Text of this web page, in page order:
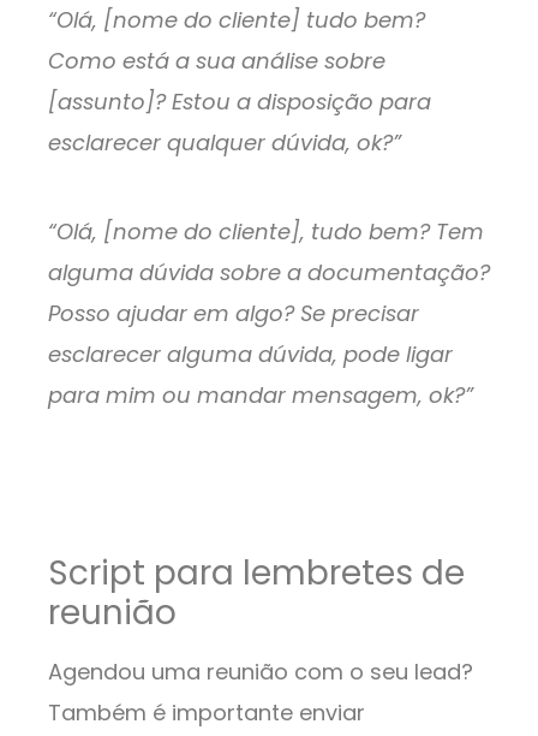
“Olá, [nome do cliente] tudo bem?
Como está a sua análise sobre
[assunto]? Estou a disposição para
esclarecer qualquer dúvida, ok?”
“Olá, [nome do cliente], tudo bem? Tem
alguma dúvida sobre a documentação?
Posso ajudar em algo? Se precisar
esclarecer alguma dúvida, pode ligar
para mim ou mandar mensagem, ok?”
Script para lembretes de
reunião
Agendou uma reunião com o seu lead?
Também é importante enviar